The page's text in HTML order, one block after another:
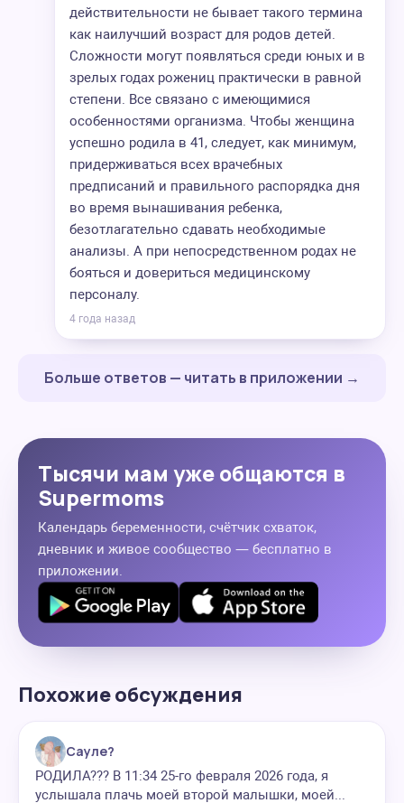
действительности не бывает такого термина
как наилучший возраст для родов детей.
Сложности могут появляться среди юных и в
зрелых годах рожениц практически в равной
степени. Все связано с имеющимися
особенностями организма. Чтобы женщина
успешно родила в 41, следует, как минимум,
придерживаться всех врачебных
предписаний и правильного распорядка дня
во время вынашивания ребенка,
безотлагательно сдавать необходимые
анализы. А при непосредственном родах не
бояться и довериться медицинскому
персоналу.
4 года назад
Больше ответов — читать в приложении →
Тысячи мам уже общаются в
Supermoms
Календарь беременности, счётчик схваток,
дневник и живое сообщество — бесплатно в
приложении.
Похожие обсуждения
Сауле?
РОДИЛА??? В 11:34 25-го февраля 2026 года, я
услышала плачь моей второй малышки, моей...